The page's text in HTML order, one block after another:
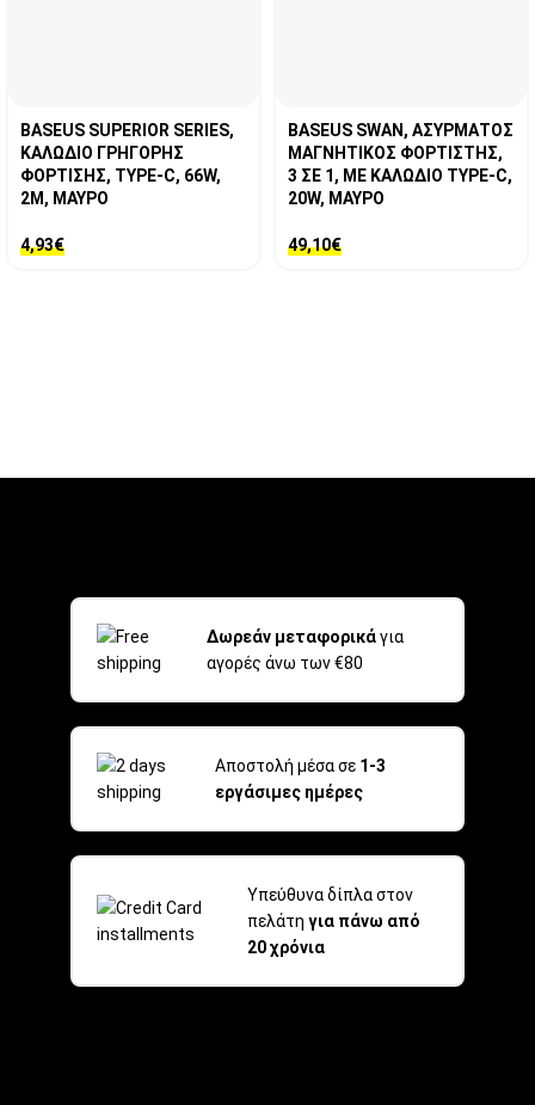
BASEUS SUPERIOR SERIES,
ΚΑΛΩΔΙΟ ΓΡΗΓΟΡΗΣ
ΦΟΡΤΙΣΗΣ, TYPE-C, 66W,
2M, ΜΑΥΡΟ
4,93€
BASEUS SWAN, ΑΣΥΡΜΑΤΟΣ
ΜΑΓΝΗΤΙΚΟΣ ΦΟΡΤΙΣΤΗΣ,
3 ΣΕ 1, ΜΕ ΚΑΛΩΔΙΟ TYPE-C,
20W, ΜΑΥΡΟ
49,10€
Δωρεάν μεταφορικάγια
αγορές άνω των €80
Αποστολή μέσα σε 1-3
εργάσιμες ημέρες
Υπεύθυνα δίπλα στον
πελάτη για πάνω από
20 χρόνια